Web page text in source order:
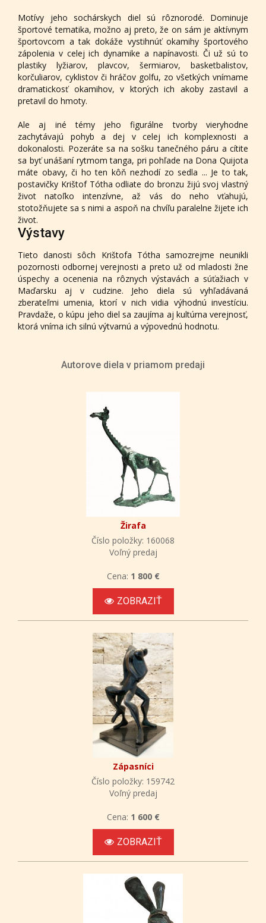
Motívy jeho sochárskych diel sú rôznorodé. Dominuje
športové tematika, možno aj preto, že on sám je aktívnym
športovcom a tak dokáže vystihnúť okamihy športového
zápolenia v celej ich dynamike a napínavosti. Či už sú to
plastiky lyžiarov, plavcov, šermiarov, basketbalistov,
korčuliarov, cyklistov či hráčov golfu, zo všetkých vnímame
dramatickosť okamihov, v ktorých ich akoby zastavil a
pretavil do hmoty.
Ale aj iné témy jeho figurálne tvorby vieryhodne
zachytávajú pohyb a dej v celej ich komplexnosti a
dokonalosti. Pozeráte sa na sošku tanečného páru a cítite
sa byť unášaní rytmom tanga, pri pohľade na Dona Quijota
máte obavy, či ho ten kôň nezhodí zo sedla ... Je to tak,
postavičky Krištof Tótha odliate do bronzu žijú svoj vlastný
život natoľko intenzívne, až vás do neho vťahujú,
stotožňujete sa s nimi a aspoň na chvíľu paralelne žijete ich
život.
Výstavy
Tieto danosti sôch Krištofa Tótha samozrejme neunikli
pozornosti odbornej verejnosti a preto už od mladosti žne
úspechy a ocenenia na rôznych výstavách a súťažiach v
Maďarsku aj v cudzine. Jeho diela sú vyhľadávaná
zberateľmi umenia, ktorí v nich vidia výhodnú investíciu.
Pravdaže, o kúpu jeho diel sa zaujíma aj kultúrna verejnosť,
ktorá vníma ich silnú výtvarnú a výpovednú hodnotu.
Autorove diela v priamom predaji
Žirafa
Číslo položky: 160068
Voľný predaj
Cena: 1 800 €
ZOBRAZIŤ
Zápasníci
Číslo položky: 159742
Voľný predaj
Cena: 1 600 €
ZOBRAZIŤ